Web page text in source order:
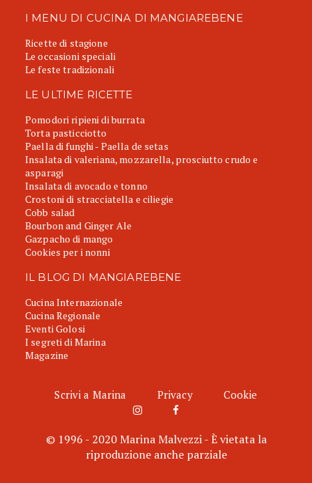
I MENU DI CUCINA DI MANGIAREBENE
Ricette di stagione
Le occasioni speciali
Le feste tradizionali
LE ULTIME RICETTE
Pomodori ripieni di burrata
Torta pasticciotto
Paella di funghi - Paella de setas
Insalata di valeriana, mozzarella, prosciutto crudo e
asparagi
Insalata di avocado e tonno
Crostoni di stracciatella e ciliegie
Cobb salad
Bourbon and Ginger Ale
Gazpacho di mango
Cookies per i nonni
IL BLOG DI MANGIAREBENE
Cucina Internazionale
Cucina Regionale
Eventi Golosi
I segreti di Marina
Magazine
Scrivi a Marina Privacy Cookie
© 1996 - 2020 Marina Malvezzi - È vietata la
riproduzione anche parziale